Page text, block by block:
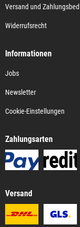
Versand und
Widerrufsrecht
Informationen
Jobs
Newsletter
Cookie-Einstellungen
Zahlungsarten
Versand